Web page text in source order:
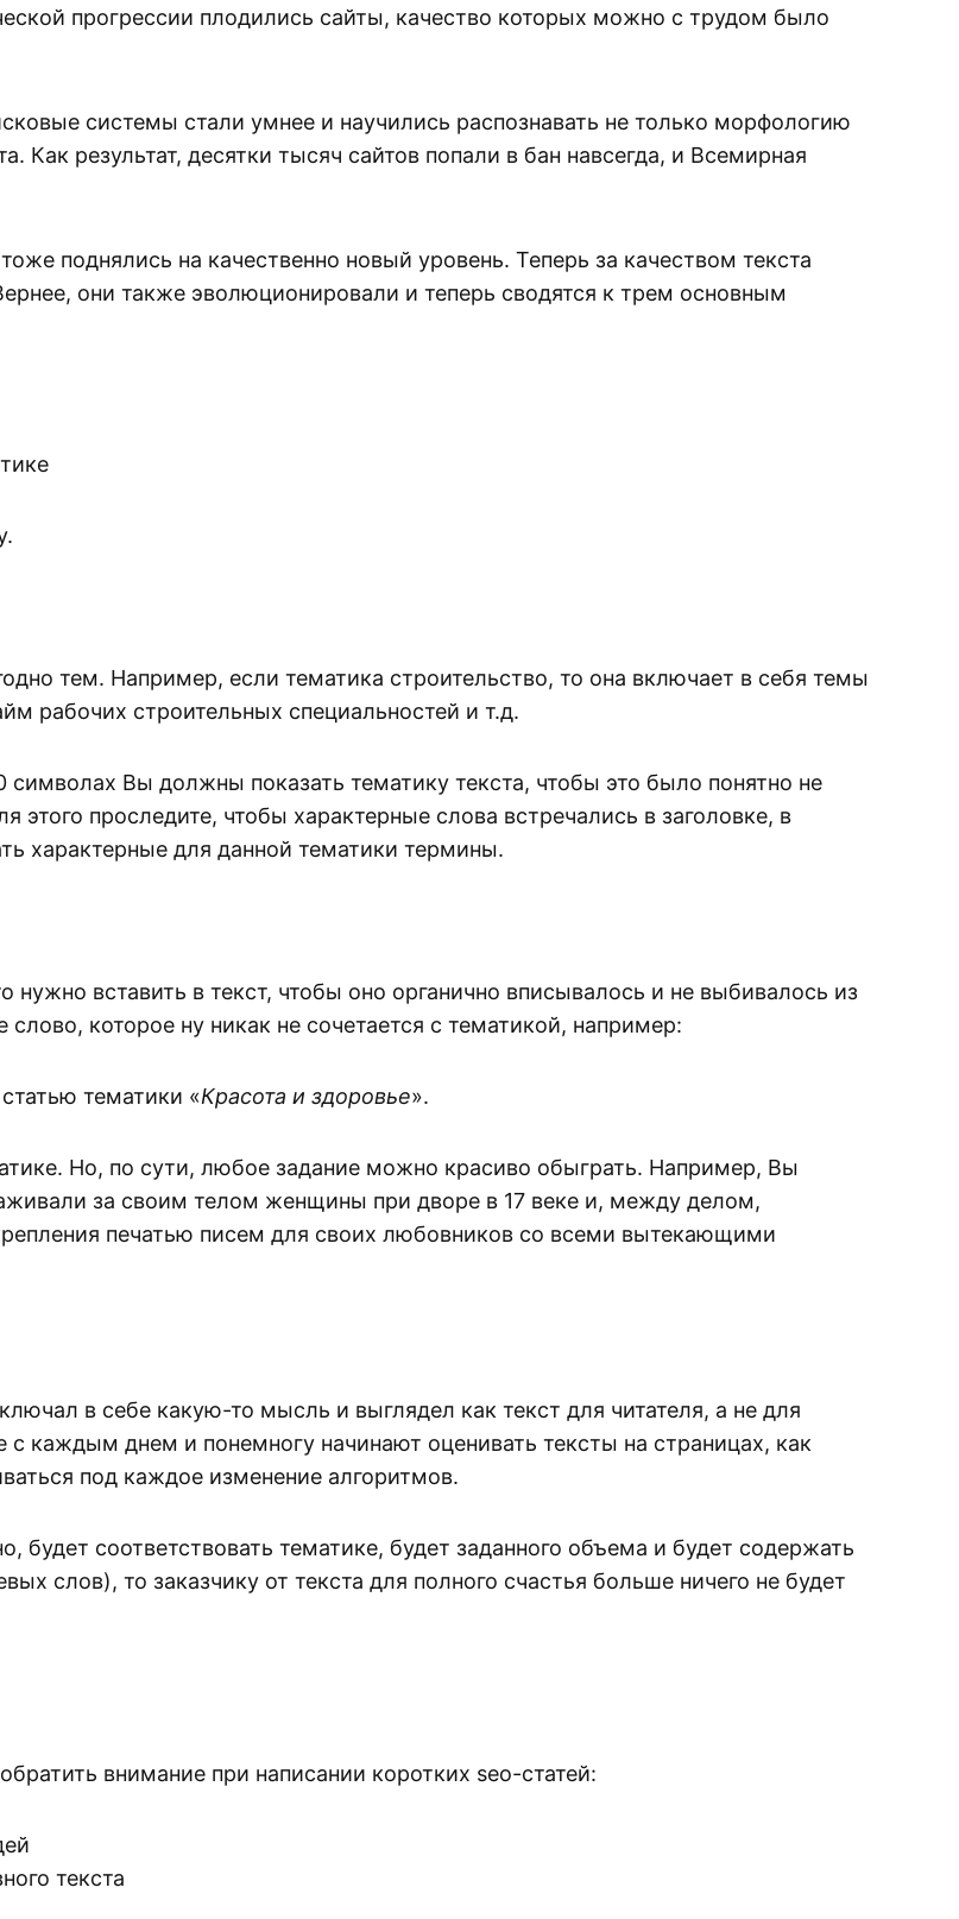
прогрессии плодились сайты, качество которых можно с трудом было
системы стали умнее и научились распознавать не только морфологию
результат, десятки тысяч сайтов попали в бан навсегда, и Всемирная
поднялись на качественно новый уровень. Теперь за качеством текста
они также эволюционировали и теперь сводятся к трем основным
тем. Например, если тематика строительство, то она включает в себя темы
рабочих строительных специальностей и т.д.
Вы должны показать тематику текста, чтобы это было понятно не
этого проследите, чтобы характерные слова встречались в заголовке, в
характерные для данной тематики термины.
нужно вставить в текст, чтобы оно органично вписывалось и не выбивалось из
которое ну никак не сочетается с тематикой, например:
тематики «Красота и здоровье».
Но, по сути, любое задание можно красиво обыграть. Например, Вы
за своим телом женщины при дворе в 17 веке и, между делом,
печатью писем для своих любовников со всеми вытекающими
в себе какую-то мысль и выглядел как текст для читателя, а не для
с каждым днем и понемногу начинают оценивать тексты на страницах, как
под каждое изменение алгоритмов.
будет соответствовать тематике, будет заданного объема и будет содержать
слов), то заказчику от текста для полного счастья больше ничего не будет
внимание при написании коротких seo-статей:
текста